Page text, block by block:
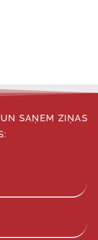
SAŅEM ZIŅAS